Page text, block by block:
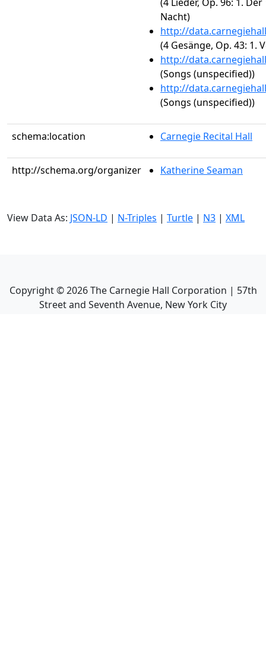
Nacht)
http://
(4 Gesänge, Op. 43: 1.
http://
(Songs (unspecified))
http://
(Songs (unspecified))
schema:location Carnegie Recital Hall
http://schema.org/organizer Katherine Seaman
View Data As: JSON-LD | N-Triples | Turtle | N3 | XML
Copyright ©2026The Carnegie Hall Corporation | 57th
Street and Seventh Avenue, New York City